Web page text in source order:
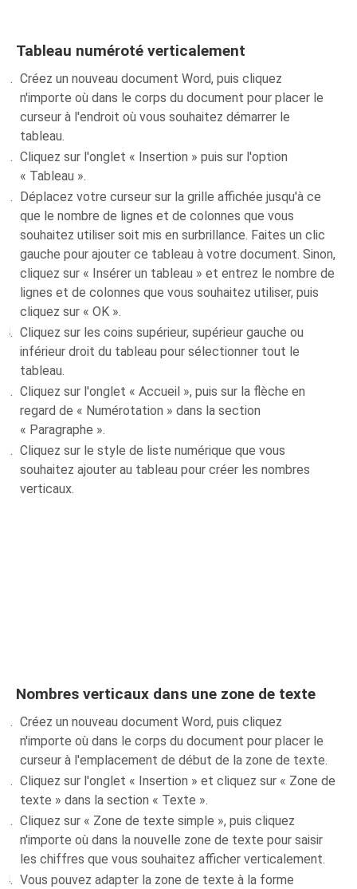
Tableau numéroté verticalement
Créez un nouveau document Word, puis cliquez
n'importe où dans le corps du document pour placer le
curseur à l'endroit où vous souhaitez démarrer le
tableau.
Cliquez sur l'onglet « Insertion » puis sur l'option
« Tableau ».
Déplacez votre curseur sur la grille affichée jusqu'à ce
que le nombre de lignes et de colonnes que vous
souhaitez utiliser soit mis en surbrillance. Faites un clic
gauche pour ajouter ce tableau à votre document. Sinon,
cliquez sur « Insérer un tableau » et entrez le nombre de
lignes et de colonnes que vous souhaitez utiliser, puis
cliquez sur « OK ».
Cliquez sur les coins supérieur, supérieur gauche ou
inférieur droit du tableau pour sélectionner tout le
tableau.
Cliquez sur l'onglet « Accueil », puis sur la flèche en
regard de « Numérotation » dans la section
« Paragraphe ».
Cliquez sur le style de liste numérique que vous
souhaitez ajouter au tableau pour créer les nombres
verticaux.
Nombres verticaux dans une zone de texte
Créez un nouveau document Word, puis cliquez
n'importe où dans le corps du document pour placer le
curseur à l'emplacement de début de la zone de texte.
Cliquez sur l'onglet « Insertion » et cliquez sur « Zone de
texte » dans la section « Texte ».
Cliquez sur « Zone de texte simple », puis cliquez
n'importe où dans la nouvelle zone de texte pour saisir
les chiffres que vous souhaitez afficher verticalement.
Vous pouvez adapter la zone de texte à la forme